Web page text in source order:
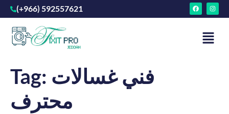
(+966) 592557621
Tag: فني غسالات
محترف